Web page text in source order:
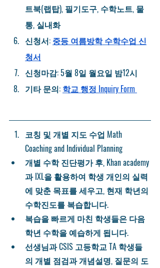
트북(랩탑), 필기도구, 수학노트, 물
통, 실내화
신청서: 중등 여름방학 수학수업 신
청서
신청마감: 5월 8일 월요일 밤12시
기타 문의: 학교 행정 Inquiry Form
코칭 및 개별 지도 수업 Math
Coaching and Individual Planning
개별 수학 진단평가 후, Khan academy
과 IXL을 활용하여 학생 개인의 실력
에 맞춘 목표를 세우고, 현재 학년의
수학진도를 복습합니다.
복습을 빠르게 마친 학생들은 다음
학년 수학을 예습하게 됩니다.
선생님과 CSIS 고등학교 TA 학생들
의 개별 점검과 개념설명, 질문의 도